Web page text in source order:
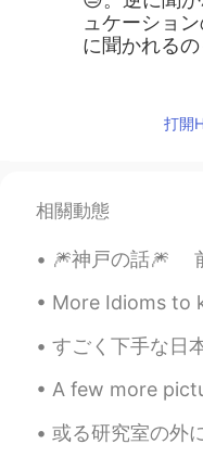
ュケーショ
に聞かれる
るボランテ
ですね。 僕
トしたこと
Ataru
自分は先生を
けてなんぼ
してもなん
うから、どう
アドバイス
打開
相關動態
🎆神戸の話🎆 前神戸の近くの塩屋を紹介したが、今回は神戸の話をしよ
More Idioms to know!!! ✨ 1. In a Fog
すごく下手な日本語でアメリカンチョコチップクッキーを作る動画を撮ってみたん
A few more pictures of my last day in
或る研究室の外に中古本がいっぱい置いてあって、ちょうどアメリ